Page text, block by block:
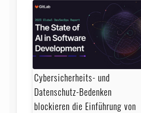
Cybersicherheits- und
Datenschutz-Bedenken
blockieren die Einführung von